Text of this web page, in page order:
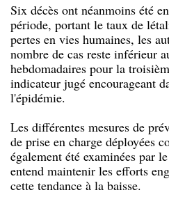
Six décès ont néanmoins été
période, portant le taux de
pertes en vies humaines, les
nombre de cas reste inférieur
hebdomadaires pour la
indicateur jugé encourageant
l'épidémie.
Les différentes mesures de
de prise en charge déployées
également été examinées par
entend maintenir les efforts
cette tendance à la baisse.